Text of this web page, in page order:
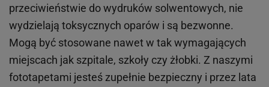
przeciwieństwie do wydruków solwentowych, nie
wydzielają toksycznych oparów i są bezwonne.
Mogą być stosowane nawet w tak wymagających
miejscach jak szpitale, szkoły czy żłobki. Z naszymi
fototapetami jesteś zupełnie bezpieczny i przez lata